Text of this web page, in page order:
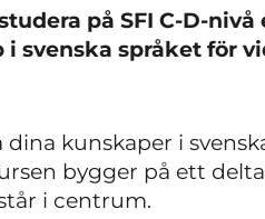
på SFI C-D-nivå
svenska språket för
kunskaper i
bygger på ett
i centrum.